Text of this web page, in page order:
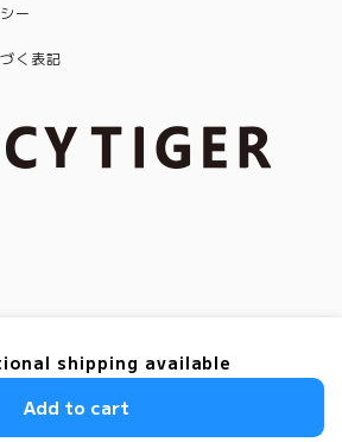
ー
く表記
shipping available
Add to cart